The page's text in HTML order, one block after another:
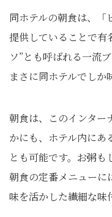
同ホテルの朝食は、
提供していることで有
ソ”とも呼ばれる一流
まさに同ホテルでしか
朝食は、このインター
かにも、ホテル内にあ
とも可能です。お粥も
朝食の定番メニューに
味を活かした繊細な味